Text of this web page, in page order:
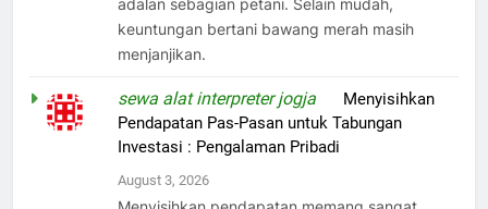
adalan sebagian petani. Selain mudah,
keuntungan bertani bawang merah masih
menjanjikan.
sewa alat interpreter jogja
Menyisihkan
Pendapatan Pas-Pasan untuk Tabungan
Investasi : Pengalaman Pribadi
August 3, 2026